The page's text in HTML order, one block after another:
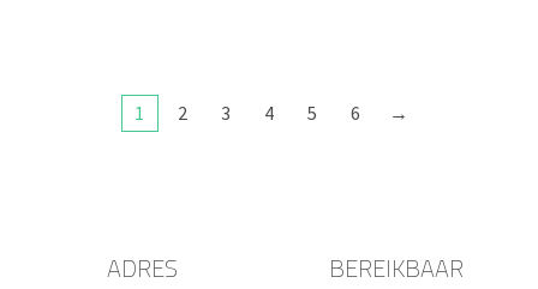
1 2 3 4 5 6 →
ADRES BEREIKBAAR